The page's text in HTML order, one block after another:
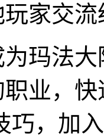
家交
玛法
业，
巧，加